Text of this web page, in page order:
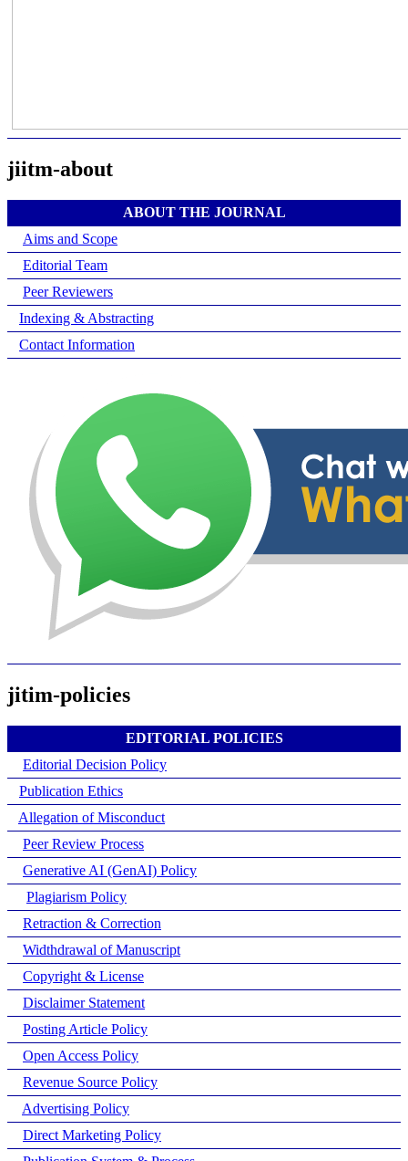
jiitm-about
ABOUT THE JOURNAL
Aims and Scope
Editorial Team
Peer Reviewers
Indexing & Abstracting
Contact Information
jitim-policies
EDITORIAL POLICIES
Editorial Decision Policy
Publication Ethics
Allegation of Misconduct
Peer Review Process
Generative AI (GenAI) Policy
Plagiarism Policy
Retraction & Correction
Widthdrawal of Manuscript
Copyright & License
Disclaimer Statement
Posting Article Policy
Open Access Policy
Revenue Source Policy
Advertising Policy
Direct Marketing Policy